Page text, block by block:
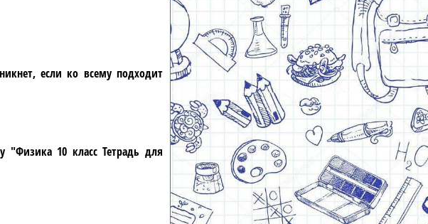
если ко всему подходит
"Физика 10 класс Тетрадь для